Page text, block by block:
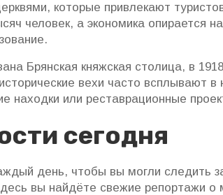
которые привлекают
человек, а экономика опирается
Брянская княжская столица, в
вехи часто всплывают в
находки или реставрационные
сегодня
день, чтобы вы могли следить
вы найдёте свежие репортажи о